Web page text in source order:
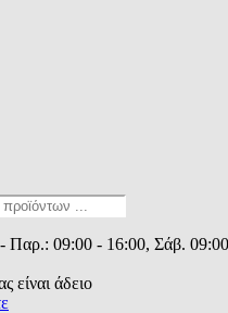
Παρ.: 09:00 - 16:00, Σάβ.
είναι άδειο